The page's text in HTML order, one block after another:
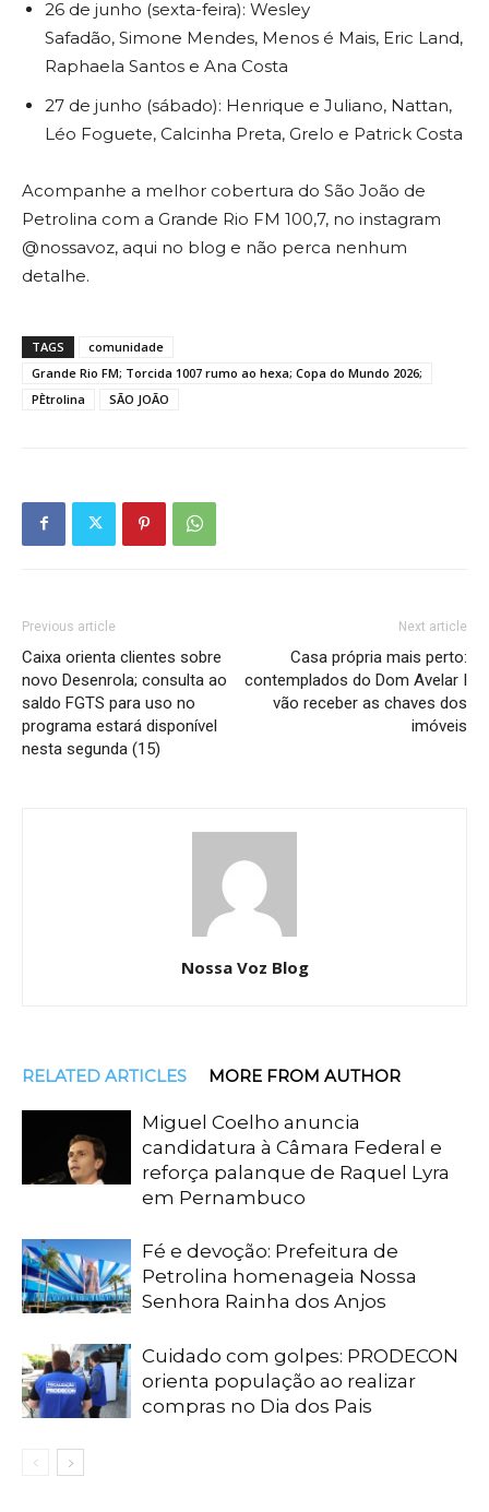
26 de junho (sexta-feira): Wesley
Safadão, Simone Mendes, Menos é Mais, Eric Land,
Raphaela Santos e Ana Costa
27 de junho (sábado): Henrique e Juliano, Nattan,
Léo Foguete, Calcinha Preta, Grelo e Patrick Costa
Acompanhe a melhor cobertura do São João de
Petrolina com a Grande Rio FM 100,7, no instagram
@nossavoz, aqui no blog e não perca nenhum
detalhe.
TAGS
comunidade
Grande Rio FM; Torcida 1007 rumo ao hexa; Copa do Mundo 2026;
PÈtrolina
SÃO JOÃO
Previous article
Caixa orienta clientes sobre
novo Desenrola; consulta ao
saldo FGTS para uso no
programa estará disponível
nesta segunda (15)
Next article
Casa própria mais perto:
contemplados do Dom Avelar I
vão receber as chaves dos
imóveis
Nossa Voz Blog
RELATED ARTICLES MORE FROM AUTHOR
Miguel Coelho anuncia
candidatura à Câmara Federal e
reforça palanque de Raquel Lyra
em Pernambuco
Fé e devoção: Prefeitura de
Petrolina homenageia Nossa
Senhora Rainha dos Anjos
Cuidado com golpes: PRODECON
orienta população ao realizar
compras no Dia dos Pais